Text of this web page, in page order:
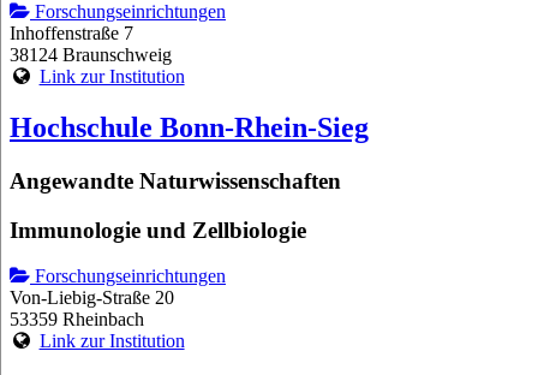
Forschungseinrichtungen
Inhoffenstraße 7
38124 Braunschweig
Link zur Institution
Hochschule Bonn-Rhein-Sieg
Angewandte Naturwissenschaften
Immunologie und Zellbiologie
Forschungseinrichtungen
Von-Liebig-Straße 20
53359 Rheinbach
Link zur Institution